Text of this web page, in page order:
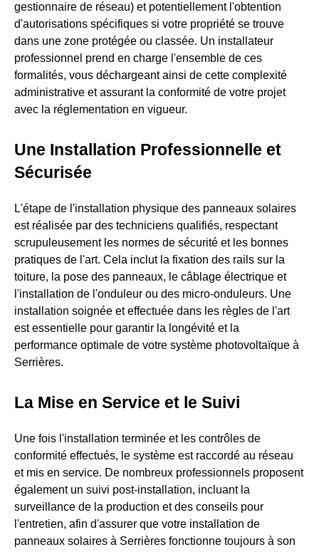
gestionnaire de réseau) et potentiellement l'obtention
d'autorisations spécifiques si votre propriété se trouve
dans une zone protégée ou classée. Un installateur
professionnel prend en charge l'ensemble de ces
formalités, vous déchargeant ainsi de cette complexité
administrative et assurant la conformité de votre projet
avec la réglementation en vigueur.
Une Installation Professionnelle et
Sécurisée
L'étape de l'installation physique des panneaux solaires
est réalisée par des techniciens qualifiés, respectant
scrupuleusement les normes de sécurité et les bonnes
pratiques de l'art. Cela inclut la fixation des rails sur la
toiture, la pose des panneaux, le câblage électrique et
l'installation de l'onduleur ou des micro-onduleurs. Une
installation soignée et effectuée dans les règles de l'art
est essentielle pour garantir la longévité et la
performance optimale de votre système photovoltaïque à
Serrières.
La Mise en Service et le Suivi
Une fois l'installation terminée et les contrôles de
conformité effectués, le système est raccordé au réseau
et mis en service. De nombreux professionnels proposent
également un suivi post-installation, incluant la
surveillance de la production et des conseils pour
l'entretien, afin d'assurer que votre installation de
panneaux solaires à Serrières fonctionne toujours à son